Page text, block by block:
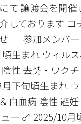
て 譲渡会を開
しております コ
せ 参加メンバ
生まれ ウィル
陰性 去勢・ワク
下旬頃生まれ
白血病 陰性 避
ー ♂ 2025/10月